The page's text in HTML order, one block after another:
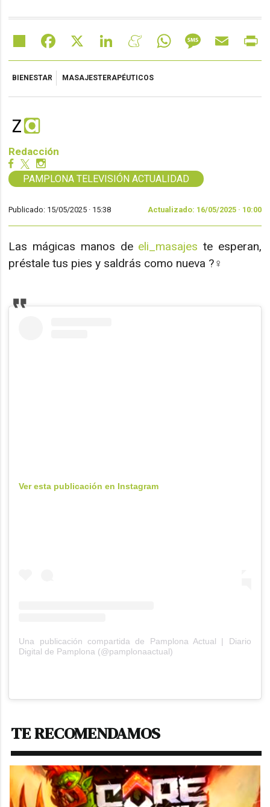
Share Facebook LinkedIn MeneameWhatsAppMessageEmail
BIENESTAR MASAJESTERAPÉUTICOS
Redacción
PAMPLONA TELEVISIÓN ACTUALIDAD
Publicado: 15/05/2025 · 15:38 Actualizado: 16/05/2025 · 10:00
Las mágicas manos de eli_masajes te esperan,
préstale tus pies y saldrás como nueva ?‍♀️
Ver esta publicación en Instagram
Una publicación compartida de Pamplona Actual | Diario
Digital de Pamplona (@pamplonaactual)
TE RECOMENDAMOS